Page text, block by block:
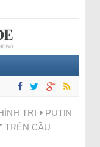
TRỊ
PUTIN
TRÊN CẦU